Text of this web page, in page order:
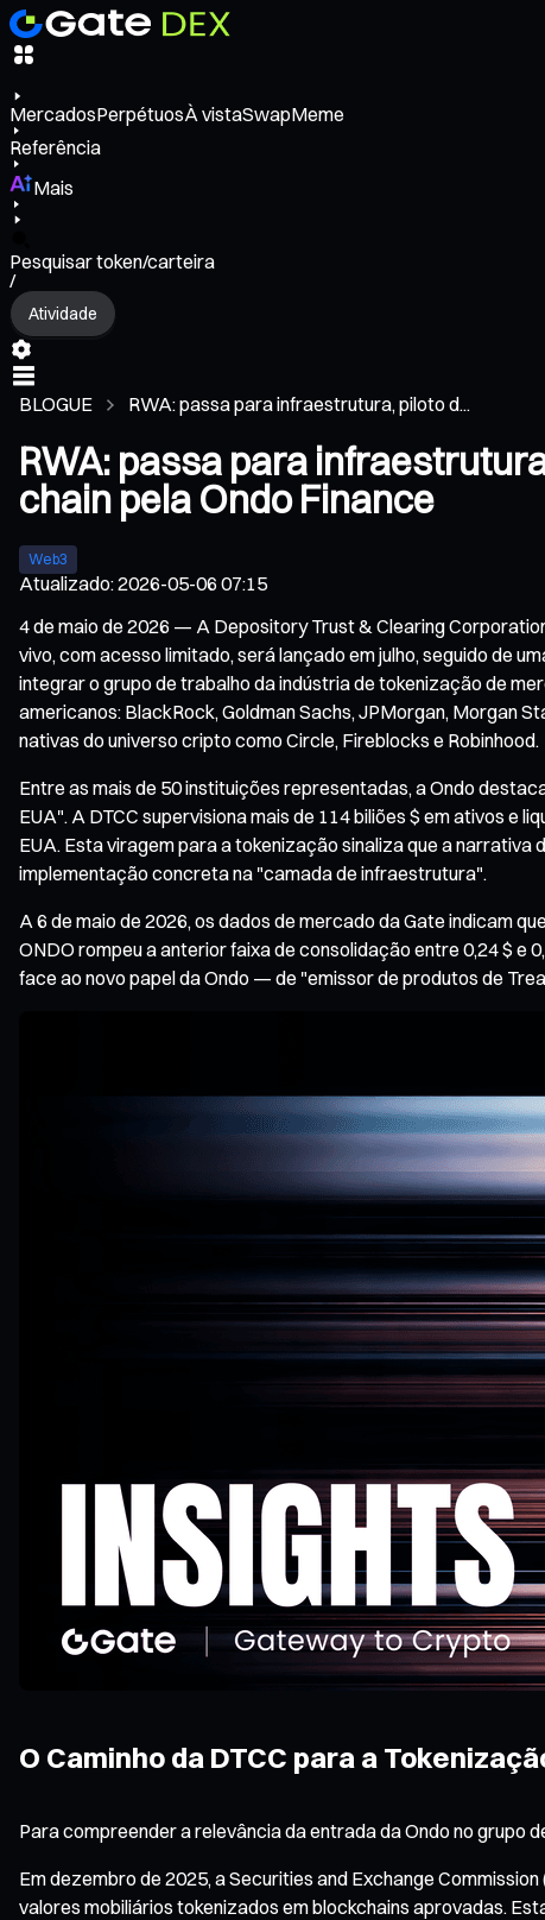
MercadosPerpétuosÀ vistaSwapMeme
Referência
Mais
Pesquisar token/carteira
/
Atividade
BLOGUE RWA: passa para infraestrutura, piloto d...
RWA: passa para
chain pela Ondo Finance
Web3
Atualizado:2026-05-06 07:15
4 de maio de 2026 — A Depository Trust & Clearing
vivo, com acesso limitado, será lançado em julho, seguido de
integrar o grupo de trabalho da indústria de tokenização de
americanos: BlackRock, Goldman Sachs, JPMorgan, Morgan
nativas do universo cripto como Circle, Fireblocks e Robinhood.
Entre as mais de 50 instituições representadas, a Ondo
EUA". A DTCC supervisiona mais de 114 biliões $ em ativos e
EUA. Esta viragem para a tokenização sinaliza que a
implementação concreta na "camada de infraestrutura".
A 6 de maio de 2026, os dados de mercado da Gate indicam
ONDO rompeu a anterior faixa de consolidação entre 0,24 $ e
face ao novo papel da Ondo — de "emissor de produtos de
O Caminho da DTCC para a
Para compreender a relevância da entrada da Ondo no grupo
Em dezembro de 2025, a Securities and Exchange
valores mobiliários tokenizados em blockchains aprovadas.